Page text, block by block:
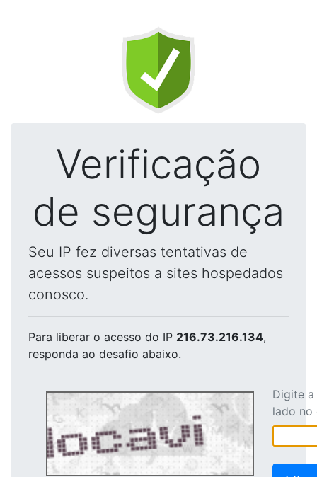
Verificação
de segurança
Seu IP fez diversas tentativas de
acessos suspeitos a sites hospedados
conosco.
Para liberar o acesso do IP 216.73.216.134,
responda ao desafio abaixo.
Digite
lado no